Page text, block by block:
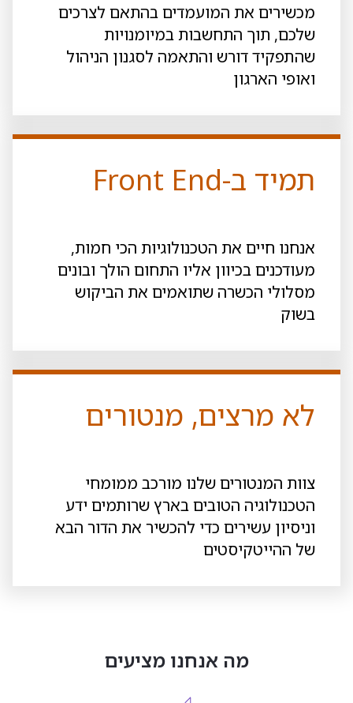
מכשירים את המועמדים בהתאם לצרכים
שלכם, תוך התחשבות במיומנויות
שהתפקיד דורש והתאמה לסגנון הניהול
ואופי הארגון
תמיד ב-Front End
אנחנו חיים את הטכנולוגיות הכי חמות,
מעודכנים בכיוון אליו התחום הולך ובונים
מסלולי הכשרה שתואמים את הביקוש
בשוק
לא מרצים, מנטורים
צוות המנטורים שלנו מורכב ממומחי
הטכנולוגיה הטובים בארץ שרותמים ידע
וניסיון עשירים כדי להכשיר את הדור הבא
של ההייטקיסטים
מה אנחנו מציעים